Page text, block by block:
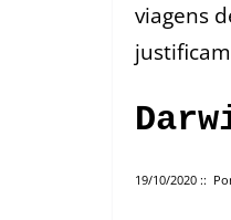
viagens
19/10/2020 ::